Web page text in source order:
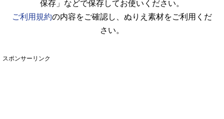
保存」などで保存してお使いください。
ご利用規約の内容をご確認し、ぬりえ素材をご利用くだ
さい。
スポンサーリンク